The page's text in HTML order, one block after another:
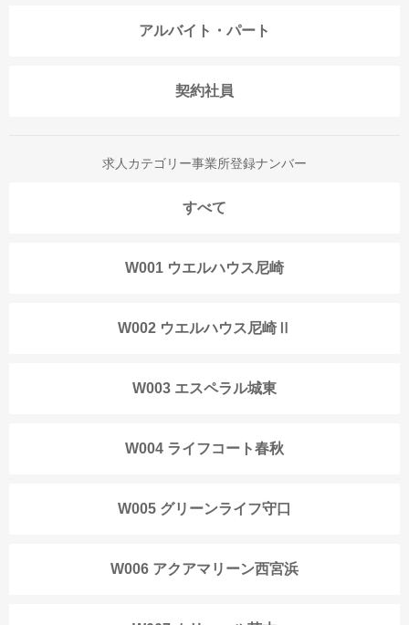
アルバイト・パート
契約社員
求人カテゴリー事業所登録ナンバー
すべて
W001 ウエルハウス尼崎
W002 ウエルハウス尼崎Ⅱ
W003 エスペラル城東
W004 ライフコート春秋
W005 グリーンライフ守口
W006 アクアマリーン西宮浜